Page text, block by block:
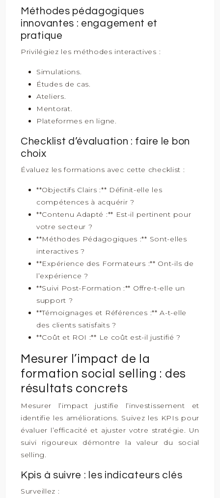
Méthodes pédagogiques
innovantes : engagement et
pratique
Privilégiez les méthodes interactives :
Simulations.
Études de cas.
Ateliers.
Mentorat.
Plateformes en ligne.
Checklist d’évaluation : faire le bon
choix
Évaluez les formations avec cette checklist :
**Objectifs Clairs :** Définit-elle les
compétences à acquérir ?
**Contenu Adapté :** Est-il pertinent pour
votre secteur ?
**Méthodes Pédagogiques :** Sont-elles
interactives ?
**Expérience des Formateurs :** Ont-ils de
l’expérience ?
**Suivi Post-Formation :** Offre-t-elle un
support ?
**Témoignages et Références :** A-t-elle
des clients satisfaits ?
**Coût et ROI :** Le coût est-il justifié ?
Mesurer l’impact de la
formation social selling : des
résultats concrets
Mesurer l’impact justifie l’investissement et
identifie les améliorations. Suivez les KPIs pour
évaluer l’efficacité et ajuster votre stratégie. Un
suivi rigoureux démontre la valeur du social
selling.
Kpis à suivre : les indicateurs clés
Surveillez :